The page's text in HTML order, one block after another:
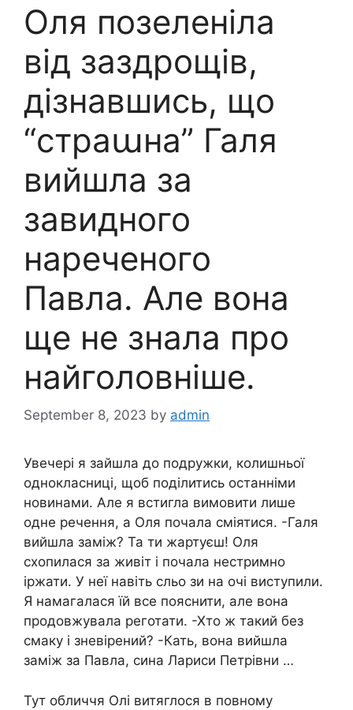
Оля позеленіла
від заздрощів,
дізнавшись, що
“страաна” Галя
вийшла за
завидного
нареченого
Павла. Але вона
ще не знала про
найголовніше.
September 8, 2023 by admin
Увечері я зайшла до подружки, колишньої
однокласниці, щоб поділитись останніми
новинами. Але я встигла вимовити лише
одне речення, а Оля почала сміятися. -Галя
вийшла заміж? Та ти жартуєш! Оля
схопилася за живіт і почала нестримно
іржати. У неї навіть сльо зи на очі виступили.
Я намагалася їй все пояснити, але вона
продовжувала реготати. -Хто ж такий без
смаку і зневірений? -Кать, вона вийшла
заміж за Павла, сина Лариси Петрівни …
Тут обличчя Олі витяглося в повному